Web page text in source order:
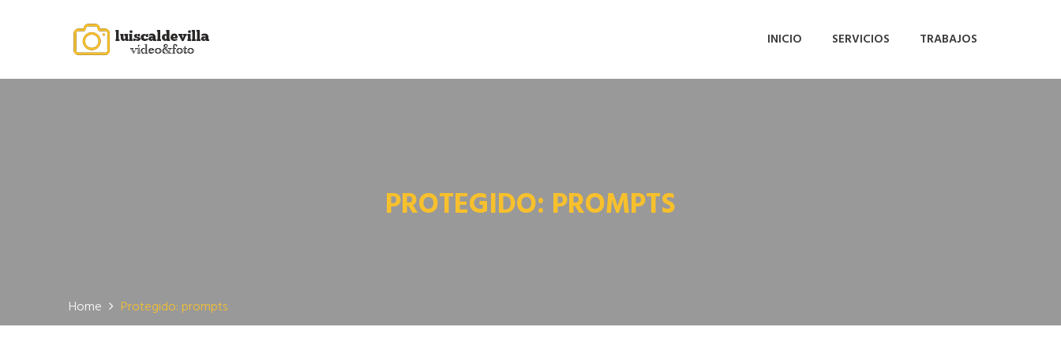
INICIO SERVICIOS TRABAJOS
PROTEGIDO: PROMPTS
Home Protegido: prompts